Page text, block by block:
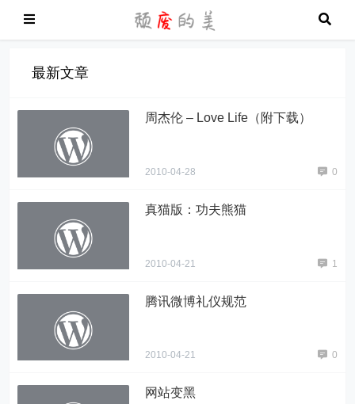
最新文章
周杰伦 – Love Life（附下载）
2010-04-28 0
真猫版：功夫熊猫
2010-04-21 1
腾讯微博礼仪规范
2010-04-21 0
网站变黑